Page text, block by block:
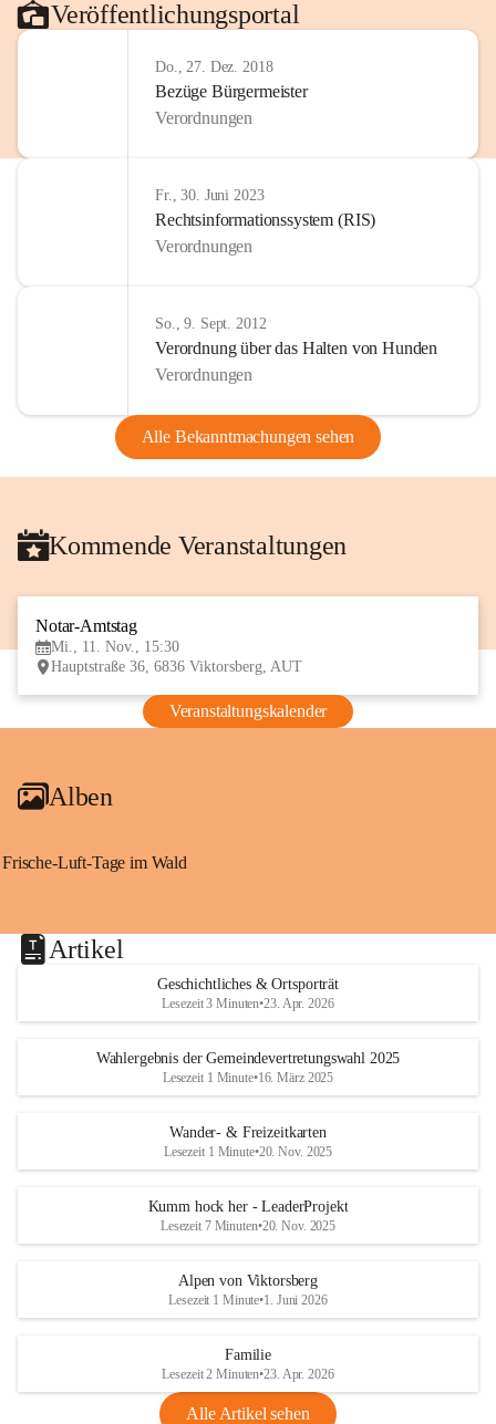
Veröffentlichungsportal
Do., 27. Dez. 2018
Bezüge Bürgermeister
Verordnungen
Fr., 30. Juni 2023
Rechtsinformationssystem (RIS)
Verordnungen
So., 9. Sept. 2012
Verordnung über das Halten von Hunden
Verordnungen
Alle Bekanntmachungen sehen
Kommende Veranstaltungen
Notar-Amtstag
Mi., 11. Nov., 15:30
Hauptstraße 36, 6836 Viktorsberg, AUT
Veranstaltungskalender
Alben
Frische-Luft-Tage im Wald
Artikel
Geschichtliches & Ortsporträt
Lesezeit 3 Minuten•23. Apr. 2026
Wahlergebnis der Gemeindevertretungswahl 2025
Lesezeit 1 Minute•16. März 2025
Wander- & Freizeitkarten
Lesezeit 1 Minute•20. Nov. 2025
Kumm hock her - LeaderProjekt
Lesezeit 7 Minuten•20. Nov. 2025
Alpen von Viktorsberg
Lesezeit 1 Minute•1. Juni 2026
Familie
Lesezeit 2 Minuten•23. Apr. 2026
Alle Artikel sehen